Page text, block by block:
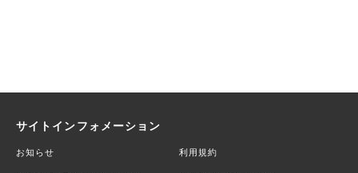
サイトインフォメーション
お知らせ 利用規約